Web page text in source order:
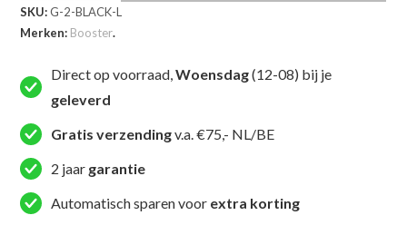
Fight
Gear
Zwart
2
aantal
SKU:G-2-BLACK-L
Merken: Booster.
Direct op voorraad,Woensdag(12-08) bij je
geleverd
Gratis verzendingv.a. €75,- NL/BE
2 jaar garantie
Automatisch sparen voor extra korting